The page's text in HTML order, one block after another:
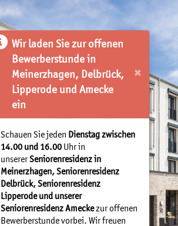
Wir laden Sie zur offenen
Bewerberstunde in
Meinerzhagen, Delbrück,
Lipperode und Amecke
ein
×
Schauen Sie jeden Dienstag zwischen
14.00 und 16.00 Uhr in
unsererSeniorenresidenz in
Meinerzhagen, Seniorenresidenz
Delbrück, Seniorenresidenz
Lipperode und unserer
Seniorenresidenz Ameckezur offenen
Bewerberstunde vorbei. Wir freuen